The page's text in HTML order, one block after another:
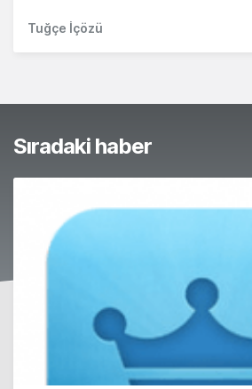
Tuğçe İçözü
Sıradaki haber